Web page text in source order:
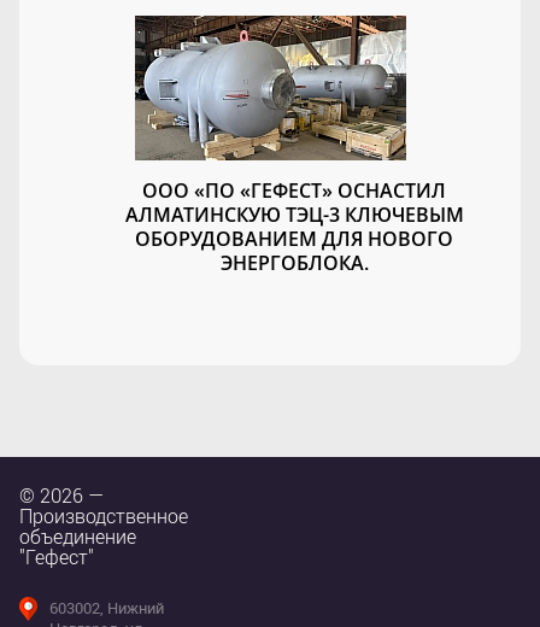
ООО «ПО «ГЕФЕСТ» ОСНАСТИЛ
АЛМАТИНСКУЮ ТЭЦ-3 КЛЮЧЕВЫМ
ОБОРУДОВАНИЕМ ДЛЯ НОВОГО
ЭНЕРГОБЛОКА.
© 2026 —
Производственное
объединение
"Гефест"
603002, Нижний